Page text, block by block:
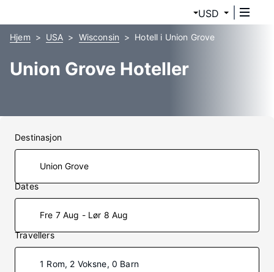
USD
Hjem USA Wisconsin Hotell i Union Grove
Union Grove Hoteller
Destinasjon
Dates
Fre 7 Aug - Lør 8 Aug
Travellers
1 Rom, 2 Voksne, 0 Barn